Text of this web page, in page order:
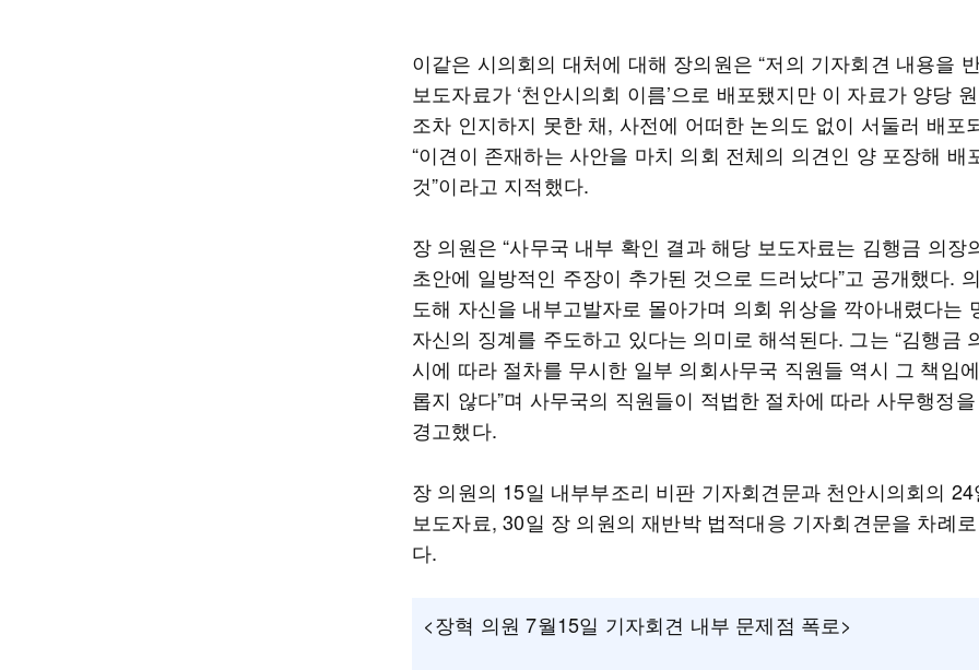
이같은 시의회의 대처에 대해 장의원은 “저의 기자회견 내용을
보도자료가 ‘천안시의회 이름’으로 배포됐지만 이 자료가 양당
조차 인지하지 못한 채, 사전에 어떠한 논의도 없이 서둘러 배포
“이견이 존재하는 사안을 마치 의회 전체의 의견인 양 포장해 배
것”이라고 지적했다.
장 의원은 “사무국 내부 확인 결과 해당 보도자료는 김행금 의장
초안에 일방적인 주장이 추가된 것으로 드러났다”고 공개했다.
도해 자신을 내부고발자로 몰아가며 의회 위상을 깍아내렸다는
자신의 징계를 주도하고 있다는 의미로 해석된다. 그는 “김행금
시에 따라 절차를 무시한 일부 의회사무국 직원들 역시 그 책임
롭지 않다”며 사무국의 직원들이 적법한 절차에 따라 사무행정
경고했다.
장 의원의 15일 내부부조리 비판 기자회견문과 천안시의회의
보도자료, 30일 장 의원의 재반박 법적대응 기자회견문을 차례
다.
<장혁 의원 7월15일 기자회견 내부 문제점 폭로>